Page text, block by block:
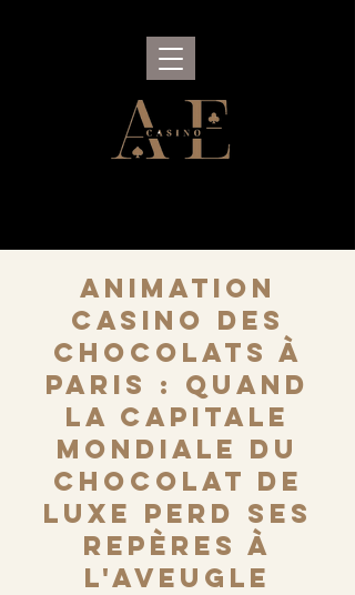
Animation
Casino des
Chocolats à
Paris : quand
la capitale
mondiale du
chocolat de
luxe perd ses
repères à
l'aveugle